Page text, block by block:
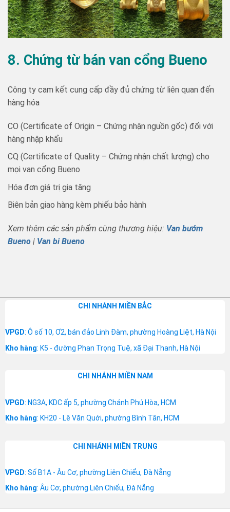
8. Chứng từ bán van cổng Bueno
Công ty cam kết cung cấp đầy đủ chứng từ liên quan đến
hàng hóa
CO (Certificate of Origin – Chứng nhận nguồn gốc) đối với
hàng nhập khẩu
CQ (Certificate of Quality – Chứng nhận chất lượng) cho
mọi van cổng Bueno
Hóa đơn giá trị gia tăng
Biên bản giao hàng kèm phiếu bảo hành
Xem thêm các sản phẩm cùng thương hiệu: Van bướm
Bueno | Van bi Bueno
CHI NHÁNH MIỀN BẮC
VPGD: Ô số 10, Ơ2, bán đảo Linh Đàm, phường Hoàng Liệt, Hà Nội
Kho hàng: K5 - đường Phan Trọng Tuệ, xã Đại Thanh, Hà Nội
CHI NHÁNH MIỀN NAM
VPGD: NG3A, KDC ấp 5, phường Chánh Phú Hòa, HCM
Kho hàng: KH20 - Lê Văn Quới, phường Bình Tân, HCM
CHI NHÁNH MIỀN TRUNG
VPGD: Số B1A - Âu Cơ, phường Liên Chiểu, Đà Nẵng
Kho hàng: Âu Cơ, phường Liên Chiểu, Đà Nẵng